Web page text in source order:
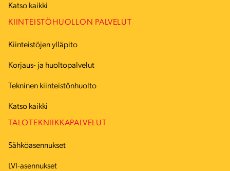
Katso kaikki
KIINTEISTÖHUOLLON PALVELUT
Kiinteistöjen ylläpito
Korjaus- ja huoltopalvelut
Tekninen kiinteistönhuolto
Katso kaikki
TALOTEKNIIKKAPALVELUT
Sähköasennukset
LVI-asennukset